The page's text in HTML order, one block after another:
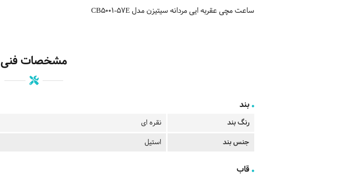
ساعت مچی عقربه ایی مردانه سیتیزن مدل CB5001-57E
مشخصات فنی
بند
رنگ بند
نقره ای
جنس بند
استیل
قاب